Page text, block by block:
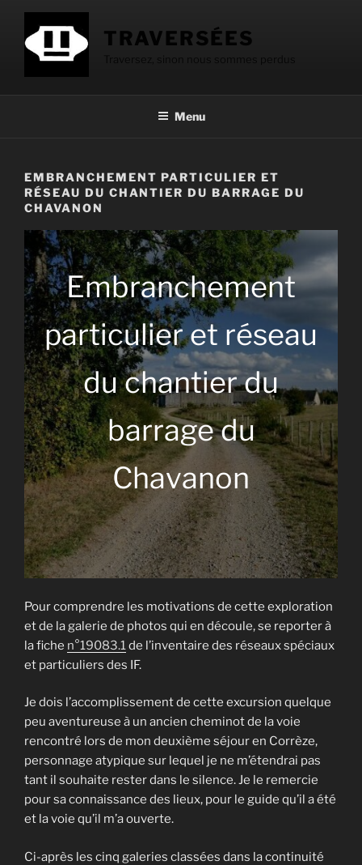
Aller
contenu
TRAVERSÉES
Menu
EMBRANCHEMENT PARTICULIER ET
RÉSEAU DU CHANTIER DU BARRAGE DU
CHAVANON
Embranchement
particulier et réseau
du chantier du
barrage du
Chavanon
Pour comprendre les motivations de cette exploration
et de la galerie de photos qui en découle, se reporter à
la fiche n°19083.1 de l’inventaire des réseaux spéciaux
et particuliers des IF.
Je dois l’accomplissement de cette excursion quelque
peu aventureuse à un ancien cheminot de la voie
rencontré lors de mon deuxième séjour en Corrèze,
personnage atypique sur lequel je ne m’étendrai pas
tant il souhaite rester dans le silence. Je le remercie
pour sa connaissance des lieux, pour le guide qu’il a été
et la voie qu’il m’a ouverte.
Ci-après les cinq galeries classées dans la continuité